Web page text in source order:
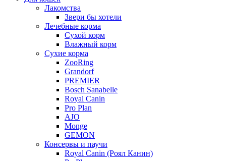
Лакомства
Звери бы хотели
Лечебные корма
Сухой корм
Влажный корм
Сухие корма
ZooRing
Grandorf
PREMIER
Bosch Sanabelle
Royal Canin
Pro Plan
AJO
Monge
GEMON
Консервы и паучи
Royal Canin (Роял Канин)